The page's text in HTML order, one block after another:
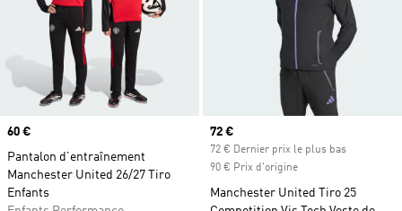
Prix
60 €
Pantalon d’entraînement
Manchester United 26/27 Tiro
Enfants
Prix actuel
72 €
72 € Dernier prix le plus bas
90 € Prix d'origine
Manchester United Tiro 25